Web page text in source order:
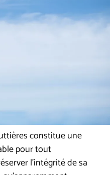
constitue une
pour tout
l’intégrité de sa